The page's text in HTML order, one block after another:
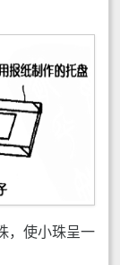
，使小珠呈一